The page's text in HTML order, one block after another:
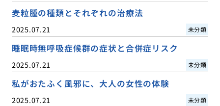
麦粒腫の種類とそれぞれの治療法
2025.07.21 未分類
睡眠時無呼吸症候群の症状と合併症リスク
2025.07.21 未分類
私がおたふく風邪に、大人の女性の体験
2025.07.21 未分類